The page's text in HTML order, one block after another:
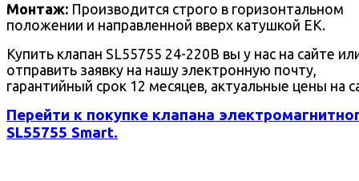
Монтаж: Производится строго в горизонтальном
положении и направленной вверх катушкой EK.
Купить клапан SL55755 24-220В вы у нас на сайте
отправить заявку на нашу электронную почту,
гарантийный срок 12 месяцев, актуальные цены на
Перейти к покупке клапана
SL55755 Smart.